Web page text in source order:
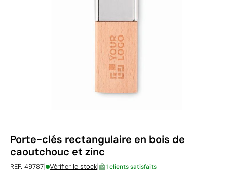
Porte-clés rectangulaire en bois de
caoutchouc et zinc
REF. 49787| Vérifier le stock| 1 clients satisfaits